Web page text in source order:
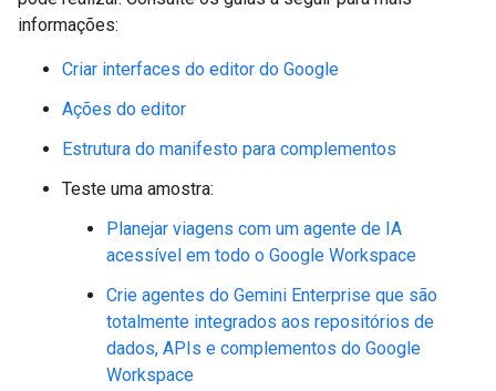
informações:
Criar interfaces do editor do Google
Ações do editor
Estrutura do manifesto para complementos
Teste uma amostra:
Planejar viagens com um agente de IA
acessível em todo o Google Workspace
Crie agentes do Gemini Enterprise que são
totalmente integrados aos repositórios de
dados, APIs e complementos do Google
Workspace